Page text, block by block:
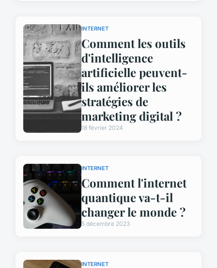
INTERNET
Comment les outils
d'intelligence
artificielle peuvent-
ils améliorer les
stratégies de
marketing digital ?
18 février 2024
INTERNET
Comment l'internet
quantique va-t-il
changer le monde ?
5 décembre 2023
INTERNET